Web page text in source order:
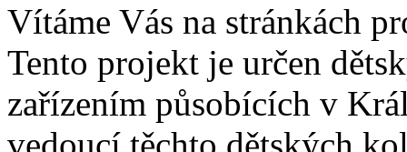
Vítáme Vás na stránkách
Tento projekt je určen
zařízením působících v
vedoucí těchto dětských